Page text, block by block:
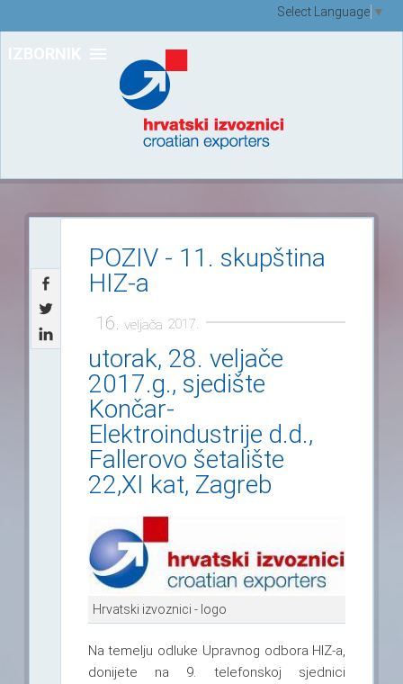
IZBORNIK
Select Language ▼
POZIV - 11. skupština
HIZ-a
16. veljača 2017.
utorak, 28. veljače
2017.g., sjedište
Končar-
Elektroindustrije d.d.,
Fallerovo šetalište
22,XI kat, Zagreb
Hrvatski izvoznici - logo
Na temelju odluke Upravnog odbora HIZ-a,
donijete na 9. telefonskoj sjednici